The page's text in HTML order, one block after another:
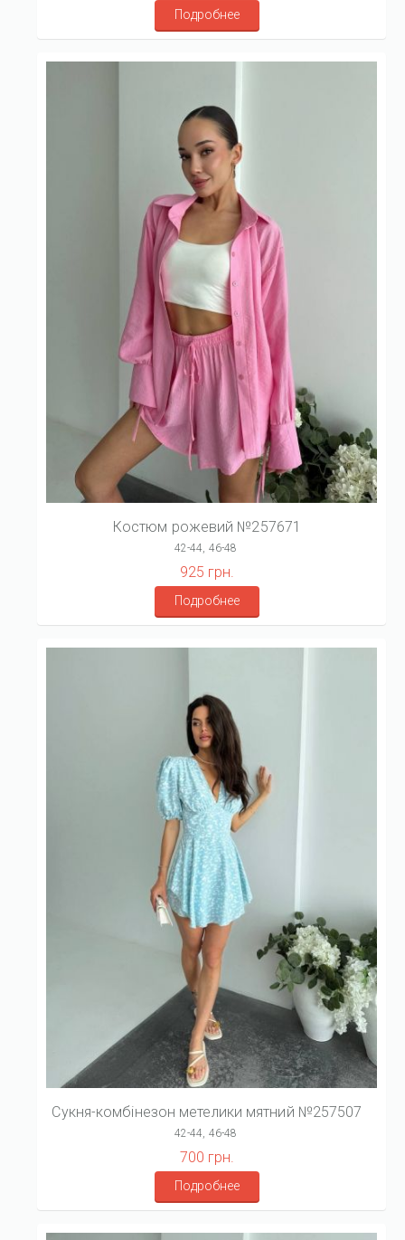
Подробнее
Костюм рожевий №257671
42-44, 46-48
925 грн.
Подробнее
Сукня-комбінезон метелики мятний №257507
42-44, 46-48
700 грн.
Подробнее